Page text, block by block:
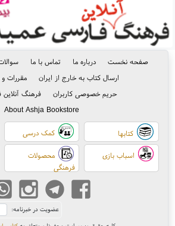
صفحه نخست درباره ما تماس با ما
ارسال کتاب به خارج از ایران
مقررات
حریم خصوصی کاربران
فرهنگ
About Ashja Bookstore
کتابها کمک درسی
اسباب بازی
محصولات
فرهنگی
عضویت در خبرنامه: